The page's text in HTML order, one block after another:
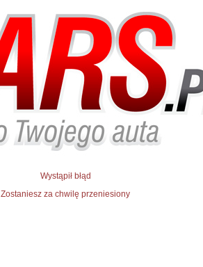
Wystąpił błąd
Zostaniesz za chwilę przeniesiony